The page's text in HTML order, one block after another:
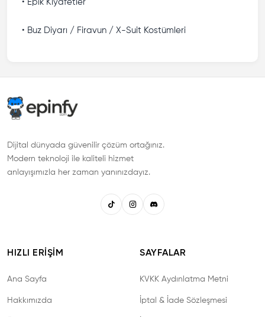
• Epik Kıyafetler
• Buz Diyarı / Firavun / X-Suit Kostümleri
Dijital dünyada güvenilir çözüm ortağınız.
Modern teknoloji ile kaliteli hizmet
anlayışımızla her zaman yanınızdayız.
HIZLI ERIŞIM
Ana Sayfa
Hakkımızda
SAYFALAR
KVKK Aydınlatma Metni
İptal & İade Sözleşmesi